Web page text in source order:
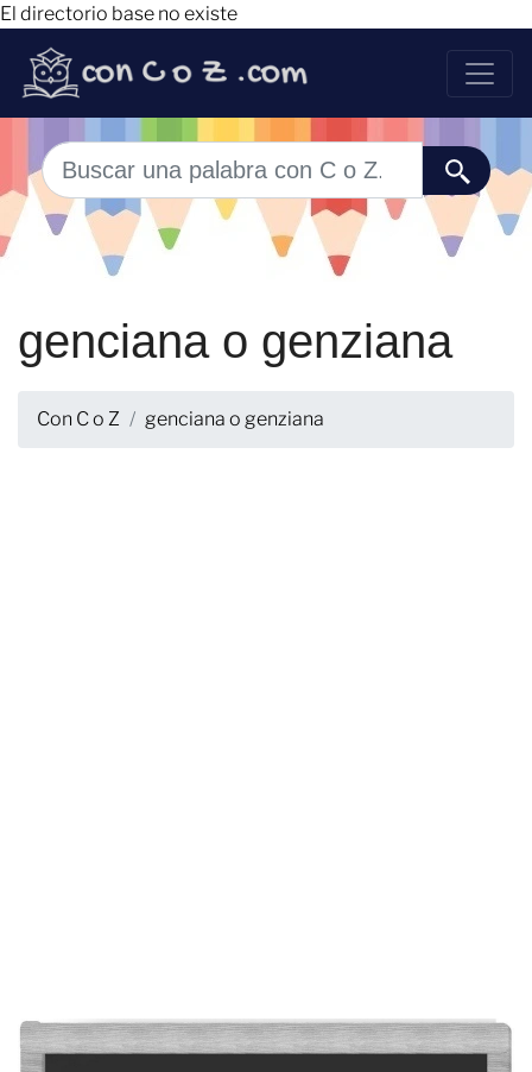
El directorio base no existe
genciana o genziana
Con C o Z genciana o genziana